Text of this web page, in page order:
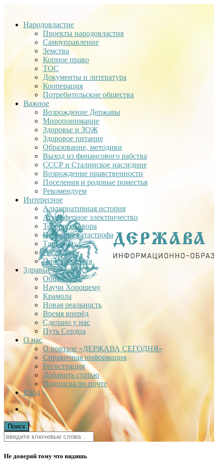
Народовластие
Проекты народовластия
Самоуправление
Земства
Копное право
ТОС
Документы и литература
Кооперация
Потребительские общества
Важное
Возрождение Державы
Миропонимание
Здоровье и ЗОЖ
Здоровое питание
Образование, методики
Выход из финансового рабства
СССР и Сталинское наследние
Возрождение нравственности
Поселения и родовые поместья
Рекомендуем
Интересное
Альтернативная история
Атмосферное электричество
Теория заговора
Недавняя катастрофа
Тартария
Гиганты
Плоская Земля
Здравые проекты
Общее дело
Научи Хорошему
Крамола
Новая реальность
Время вперёд
Сделано у нас
Путь Сердца
О нас
О портале «ДЕРЖАВА СЕГОДНЯ»
Справочная информация
Регистрация
Добавить статью
Подписка по почте
Вход
Не доверяй тому что видишь